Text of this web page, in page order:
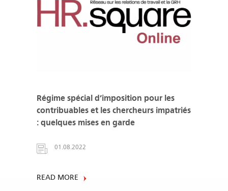
Régime spécial d’imposition pour les
contribuables et les chercheurs impatriés
: quelques mises en garde
01.08.2022
READ MORE